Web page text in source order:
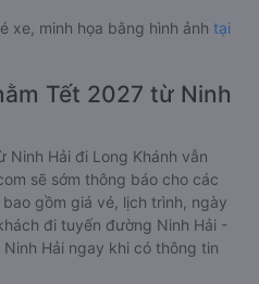
xe, minh họa bằng hình ảnh tại
Tết 2027 từ Ninh
Ninh Hải đi Long Khánh vẫn
sẽ sớm thông báo cho các
gồm giá vé, lịch trình, ngày
đi tuyến đường Ninh Hải -
Hải ngay khi có thông tin